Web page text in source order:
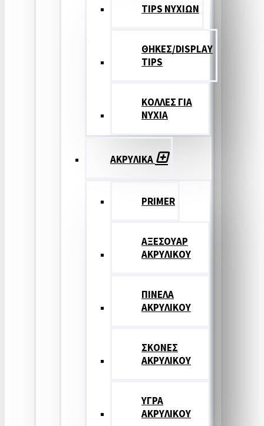
TIPS ΝΥΧΙΩΝ
ΘΗΚΕΣ/DISPLAY
TIPS
ΚΟΛΛΕΣ ΓΙΑ
ΝΥΧΙΑ
ΑΚΡΥΛΙΚΑ
PRIMER
ΑΞΕΣΟΥΑΡ
ΑΚΡΥΛΙΚΟΥ
ΠΙΝΕΛΑ
ΑΚΡΥΛΙΚΟΥ
ΣΚΟΝΕΣ
ΑΚΡΥΛΙΚΟΥ
ΥΓΡΑ
ΑΚΡΥΛΙΚΟΥ